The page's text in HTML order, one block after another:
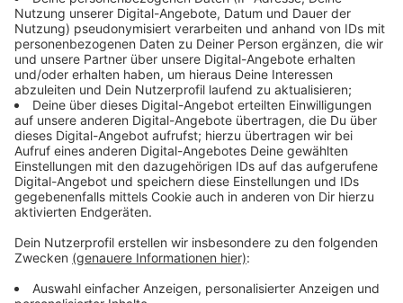
Über 40.000 Eltern wurden befragt
Anzeige
Es wurden insgesamt 41.000 Eltern befragt, deren
Kinder aufs Gymnasium gehen. Die Umfrage wurde von
der Landeselternschaftder Gymnasien durchgeführt.
Das klingt zwar etwas speziell, weil es ja auch andere
Schulformen, wie Haupt- Real oder Gesamtschulen
gibt - aber man erhält einen ganz guten Überblick. Das
den Kindern offenbar auch. Ein Beispiel: Fast 30
an, dass sie am Limit seien. 1,6 Prozent der Eltern